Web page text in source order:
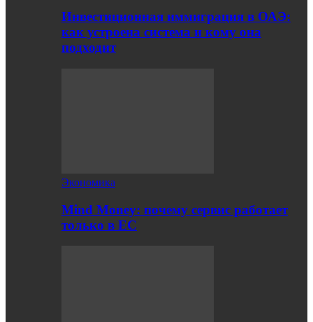
Инвестиционная иммиграция в ОАЭ:
как устроена система и кому она
подходит
Экономика
Mind Money: почему сервис работает
только в ЕС